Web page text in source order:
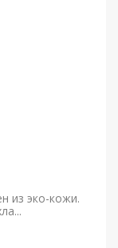
из эко-кожи.